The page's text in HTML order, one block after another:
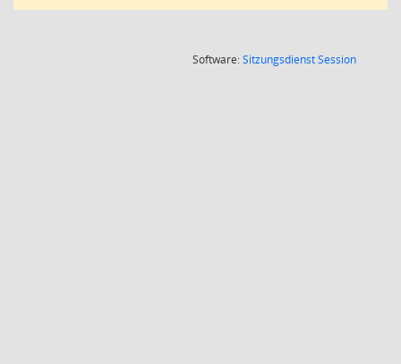
Software:SitzungsdienstSession(Wird in